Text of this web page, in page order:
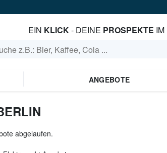
EIN KLICK- DEINE PROSPEKTE
ANGEBOTE
abgelaufen.